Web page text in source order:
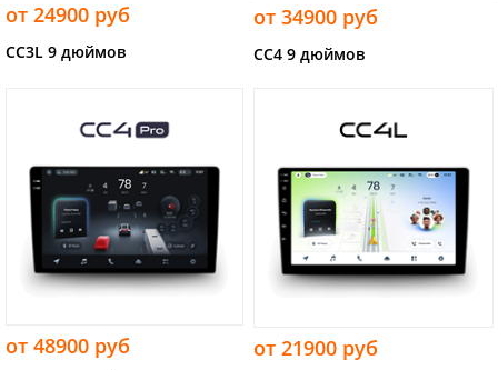
от 24900 руб
CC3L 9 дюймов
от 34900 руб
CC4 9 дюймов
от 48900 руб от 21900 руб